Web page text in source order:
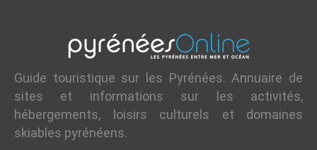
Guide touristique sur les Pyrénées. Annuaire de
sites et informations sur les activités,
hébergements, loisirs culturels et domaines
skiables pyrénéens.